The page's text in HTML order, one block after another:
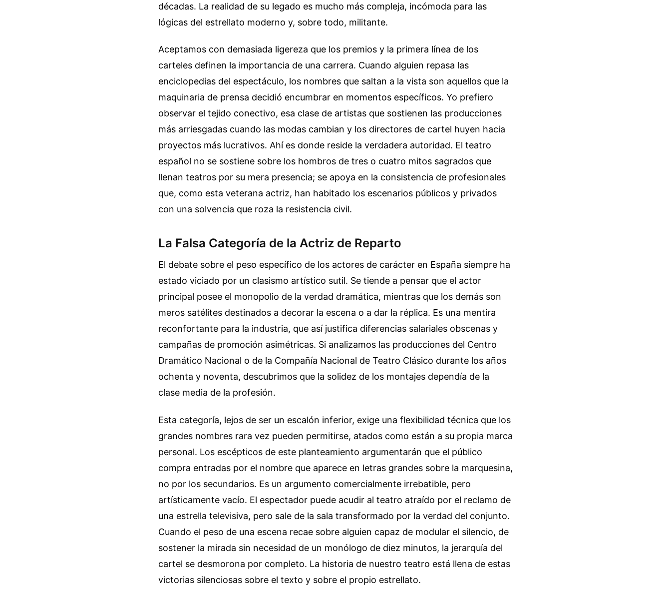
décadas. La realidad de su legado es mucho más compleja, incómoda para las
lógicas del estrellato moderno y, sobre todo, militante.
Aceptamos con demasiada ligereza que los premios y la primera línea de los
carteles definen la importancia de una carrera. Cuando alguien repasa las
enciclopedias del espectáculo, los nombres que saltan a la vista son aquellos que la
maquinaria de prensa decidió encumbrar en momentos específicos. Yo prefiero
observar el tejido conectivo, esa clase de artistas que sostienen las producciones
más arriesgadas cuando las modas cambian y los directores de cartel huyen hacia
proyectos más lucrativos. Ahí es donde reside la verdadera autoridad. El teatro
español no se sostiene sobre los hombros de tres o cuatro mitos sagrados que
llenan teatros por su mera presencia; se apoya en la consistencia de profesionales
que, como esta veterana actriz, han habitado los escenarios públicos y privados
con una solvencia que roza la resistencia civil.
La Falsa Categoría de la Actriz de Reparto
El debate sobre el peso específico de los actores de carácter en España siempre ha
estado viciado por un clasismo artístico sutil. Se tiende a pensar que el actor
principal posee el monopolio de la verdad dramática, mientras que los demás son
meros satélites destinados a decorar la escena o a dar la réplica. Es una mentira
reconfortante para la industria, que así justifica diferencias salariales obscenas y
campañas de promoción asimétricas. Si analizamos las producciones del Centro
Dramático Nacional o de la Compañía Nacional de Teatro Clásico durante los años
ochenta y noventa, descubrimos que la solidez de los montajes dependía de la
clase media de la profesión.
Esta categoría, lejos de ser un escalón inferior, exige una flexibilidad técnica que los
grandes nombres rara vez pueden permitirse, atados como están a su propia marca
personal. Los escépticos de este planteamiento argumentarán que el público
compra entradas por el nombre que aparece en letras grandes sobre la marquesina,
no por los secundarios. Es un argumento comercialmente irrebatible, pero
artísticamente vacío. El espectador puede acudir al teatro atraído por el reclamo de
una estrella televisiva, pero sale de la sala transformado por la verdad del conjunto.
Cuando el peso de una escena recae sobre alguien capaz de modular el silencio, de
sostener la mirada sin necesidad de un monólogo de diez minutos, la jerarquía del
cartel se desmorona por completo. La historia de nuestro teatro está llena de estas
victorias silenciosas sobre el texto y sobre el propio estrellato.